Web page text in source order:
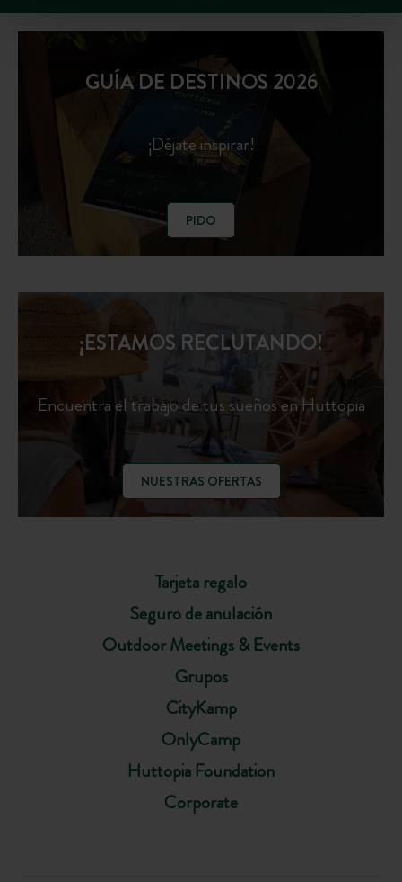
GUÍA DE DESTINOS 2026
¡Déjate inspirar!
PIDO
Tarjeta regalo
Seguro de anulación
Outdoor Meetings & Events
Grupos
CityKamp
OnlyCamp
Huttopia Foundation
Corporate
¡ESTAMOS RECLUTANDO!
Encuentra el trabajo de tus sueños en Huttopia
NUESTRAS OFERTAS